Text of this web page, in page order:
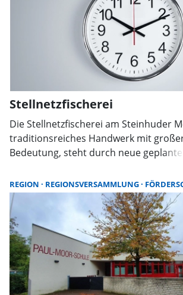
Stellnetzfischerei
Die Stellnetzfischerei am Steinhuder
traditionsreiches Handwerk mit
Bedeutung, steht durch neue
Herausforderungen. Der FDP-
Daniel Farnung fordert daher eine
REGION REGIONSVERSAMMLUNG